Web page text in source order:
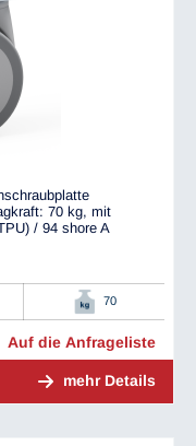
70 kg, mit
/ 94 shore A
70
Auf die Anfrageliste
mehr Details